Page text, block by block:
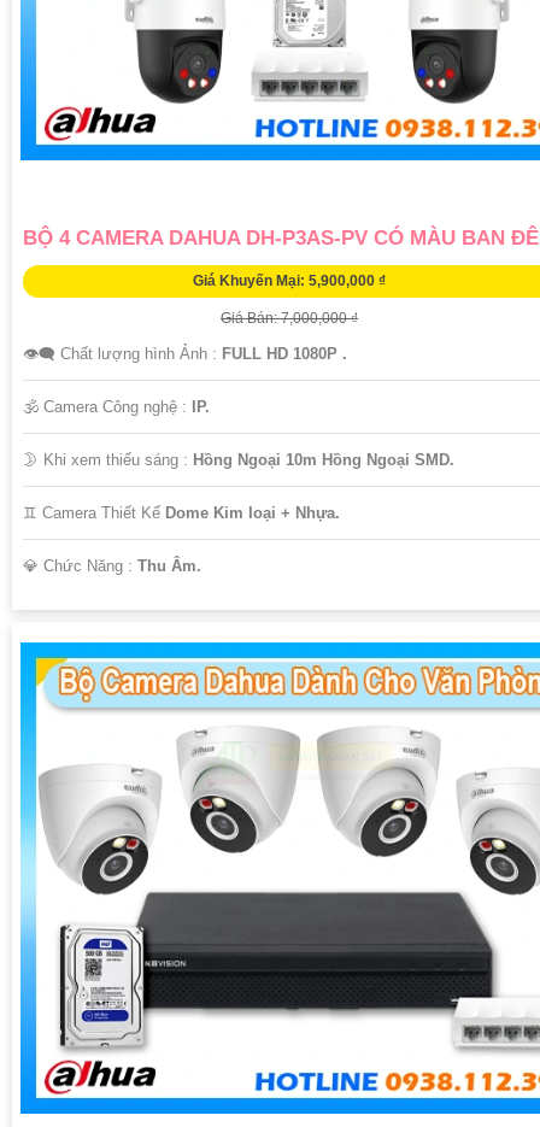
BỘ 4 CAMERA DAHUA DH-P3AS-PV CÓ MÀU BAN
Giá Khuyến Mại: 5,900,000 ₫
Giá Bán: 7,000,000 ₫
👁️‍🗨 Chất lượng hình Ảnh : FULL HD 1080P .
🕉️ Camera Công nghệ : IP.
🌛 Khi xem thiếu sáng : Hồng Ngoại 10m Hồng Ngoại SMD.
♊ Camera Thiết Kế Dome Kim loại + Nhựa.
️💎 Chức Năng : Thu Âm.